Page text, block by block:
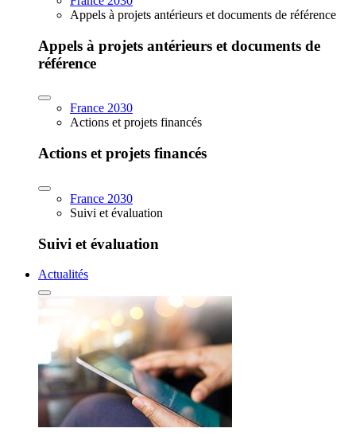
Appels à projets antérieurs et documents de référence
Appels à projets antérieurs et documents de
référence
France 2030
Actions et projets financés
Actions et projets financés
France 2030
Suivi et évaluation
Suivi et évaluation
Actualités